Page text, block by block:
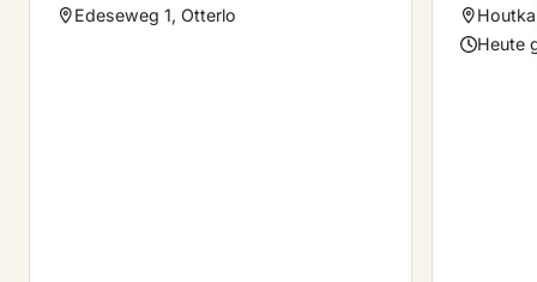
Edeseweg 1, Otterlo
Heute